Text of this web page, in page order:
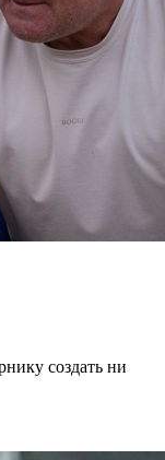
создать ни